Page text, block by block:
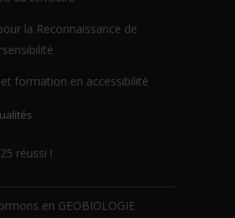
la Reconnaissance de
formation en accessibilité
réussi !
en GEOBIOLOGIE